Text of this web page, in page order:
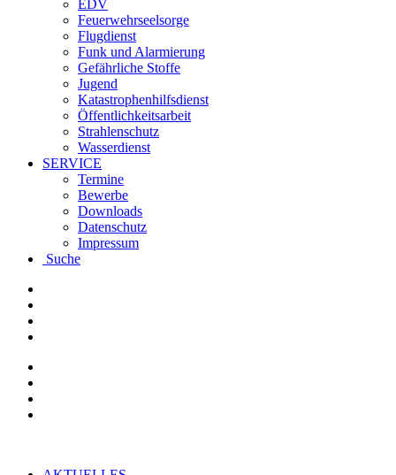
EDV
Feuerwehrseelsorge
Flugdienst
Funk und Alarmierung
Gefährliche Stoffe
Jugend
Katastrophenhilfsdienst
Öffentlichkeitsarbeit
Strahlenschutz
Wasserdienst
SERVICE
Termine
Bewerbe
Downloads
Datenschutz
Impressum
Suche